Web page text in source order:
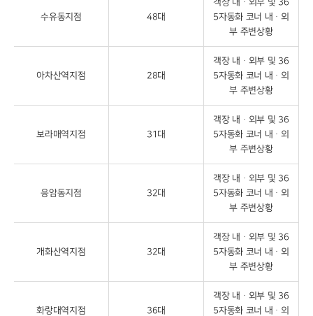
수유동지점 48대
객장 내ᆞ외부 및 36
5자동화 코너 내ᆞ외
부 주변상황
아차산역지점 28대
객장 내ᆞ외부 및 36
5자동화 코너 내ᆞ외
부 주변상황
보라매역지점 31대
객장 내ᆞ외부 및 36
5자동화 코너 내ᆞ외
부 주변상황
응암동지점 32대
객장 내ᆞ외부 및 36
5자동화 코너 내ᆞ외
부 주변상황
개화산역지점 32대
객장 내ᆞ외부 및 36
5자동화 코너 내ᆞ외
부 주변상황
화랑대역지점 36대
객장 내ᆞ외부 및 36
5자동화 코너 내ᆞ외